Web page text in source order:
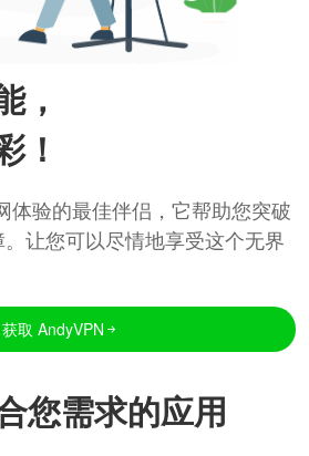
，
！
体验的最佳伴侣，它帮助您突破
让您可以尽情地享受这个无界
获取 AndyVPN
您需求的应用